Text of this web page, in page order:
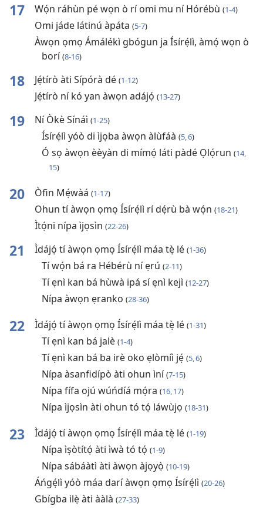
17 Wọ́n ráhùn pé wọn ò rí omi mu ní Hórébù (1-4)
Omi jáde látinú àpáta (5-7)
Àwọn ọmọ Ámálékì gbógun ja Ísírẹ́lì, àmọ́ wọn ò
borí(8-16)
18 Jẹ́tírò àti Sípórà dé (1-12)
Jẹ́tírò ní kó yan àwọn adájọ́ (13-27)
19 Ní Òkè Sínáì (1-25)
Ísírẹ́lì yóò di ìjọba àwọn àlùfáà (5, 6)
Ó sọ àwọn èèyàn di mímọ́ láti pàdé Ọlọ́run (14,
15)
20 Òfin Mẹ́wàá (1-17)
Ohun tí àwọn ọmọ Ísírẹ́lì rí dẹ́rù bà wọ́n (18-21)
Ìtọ́ni nípa ìjọsìn (22-26)
21 Ìdájọ́ tí àwọn ọmọ Ísírẹ́lì máa tẹ̀ lé (1-36)
Tí wọ́n bá ra Hébérù ní ẹrú (2-11)
Tí ẹnì kan bá hùwà ipá sí ẹnì kejì (12-27)
Nípa àwọn ẹranko (28-36)
22 Ìdájọ́ tí àwọn ọmọ Ísírẹ́lì máa tẹ̀ lé (1-31)
Tí ẹnì kan bá jalè (1-4)
Tí ẹnì kan bá ba irè oko ẹlòmíì jẹ́ (5, 6)
Nípa àsanfidípò àti ohun ìní(7-15)
Nípa fífa ojú wúńdíá mọ́ra (16, 17)
Nípa ìjọsìn àti ohun tó tọ́ láwùjọ (18-31)
23 Ìdájọ́ tí àwọn ọmọ Ísírẹ́lì máa tẹ̀ lé (1-19)
Nípa ìṣòtítọ́ àti ìwà tó tọ́ (1-9)
Nípa sábáàtì àti àwọn àjọyọ̀ (10-19)
Áńgẹ́lì yóò máa darí àwọn ọmọ Ísírẹ́lì (20-26)
Gbígba ilẹ̀ àti ààlà (27-33)